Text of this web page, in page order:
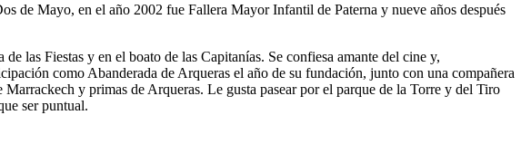
de Mayo, en el año 2002 fue Fallera Mayor Infantil de Paterna y nueve años después
las Fiestas y en el boato de las Capitanías. Se confiesa amante del cine y,
como Abanderada de Arqueras el año de su fundación, junto con una compañera
y primas de Arqueras. Le gusta pasear por el parque de la Torre y del Tiro
ser puntual.